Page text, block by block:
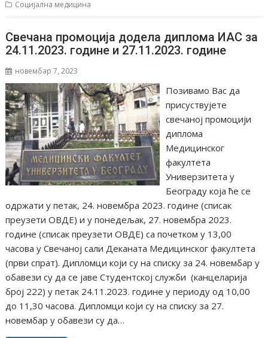
Социјална медицина
Свечана промоција додела диплома ИАС за
24.11.2023. године и 27.11.2023. године
новембар 7, 2023
Позивамо Вас да
присуствујете
свечаној промоцији
диплома
Медицинског
факултета
Универзитета у
Београду која ће се
одржати у петак, 24. новембра 2023. године (списак
преузети ОВДЕ) и у понедељак, 27. новембра 2023.
године (списак преузети ОВДЕ) са почетком у 13,00
часова у Свечаној сали Деканата Медицинског факултета
(први спрат). Дипломци који су на списку за 24. новембар у
обавези су да се јаве Студентској служби (канцеларија
број 222) у петак 24.11.2023. године у периоду од 10,00
до 11,30 часова. Дипломци који су на списку за 27.
новембар у обавези су да…